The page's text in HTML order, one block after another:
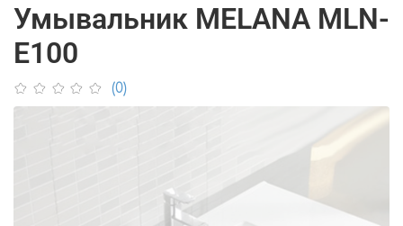
Умывальник MELANA MLN-
E100
(0)